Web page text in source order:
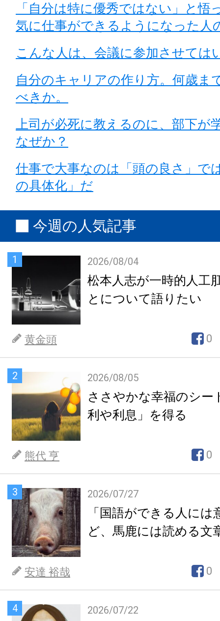
「自分は特に優秀ではない」と悟
気に仕事ができるようになった人
こんな人は、会議に参加させては
自分のキャリアの作り方。何歳ま
べきか。
上司が必死に教えるのに、部下が
なぜか？
仕事で大事なのは「頭の良さ」で
の具体化」だ
今週の人気記事
1 2026/08/04
松本人志が一時的人工
とについて語りたい
黄金頭 0
2 2026/08/05
ささやかな幸福のシー
利や利息」を得る
熊代 亨 0
3 2026/07/27
「国語ができる人には
ど、馬鹿には読める文
安達 裕哉 0
4 2026/07/22